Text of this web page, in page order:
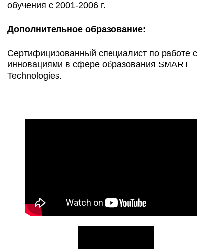
обучения с 2001-2006 г.
Дополнительное образование:
Сертифицированный специалист по работе с
инновациями в сфере образования SMART
Technologies.